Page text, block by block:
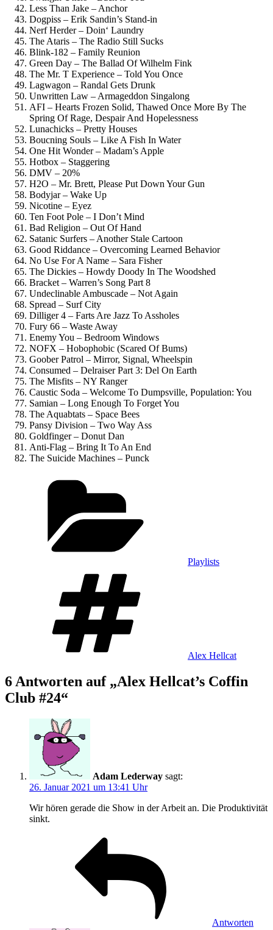
Less Than Jake – Anchor
Dogpiss – Erik Sandin’s Stand-in
Nerf Herder – Doin‘ Laundry
The Ataris – The Radio Still Sucks
Blink-182 – Family Reunion
Green Day – The Ballad Of Wilhelm Fink
The Mr. T Experience – Told You Once
Lagwagon – Randal Gets Drunk
Unwritten Law – Armageddon Singalong
AFI – Hearts Frozen Solid, Thawed Once More By The
Spring Of Rage, Despair And Hopelessness
Lunachicks – Pretty Houses
Boucning Souls – Like A Fish In Water
One Hit Wonder – Madam’s Apple
Hotbox – Staggering
DMV – 20%
H2O – Mr. Brett, Please Put Down Your Gun
Bodyjar – Wake Up
Nicotine – Eyez
Ten Foot Pole – I Don’t Mind
Bad Religion – Out Of Hand
Satanic Surfers – Another Stale Cartoon
Good Riddance – Overcoming Learned Behavior
No Use For A Name – Sara Fisher
The Dickies – Howdy Doody In The Woodshed
Bracket – Warren’s Song Part 8
Undeclinable Ambuscade – Not Again
Spread – Surf City
Dilliger 4 – Farts Are Jazz To Assholes
Fury 66 – Waste Away
Enemy You – Bedroom Windows
NOFX – Hobophobic (Scared Of Bums)
Goober Patrol – Mirror, Signal, Wheelspin
Consumed – Delraiser Part 3: Del On Earth
The Misfits – NY Ranger
Caustic Soda – Welcome To Dumpsville, Population: You
Samian – Long Enough To Forget You
The Aquabtats – Space Bees
Pansy Division – Two Way Ass
Goldfinger – Donut Dan
Anti-Flag – Bring It To An End
The Suicide Machines – Punck
Playlists
Alex Hellcat
6 Antworten auf „Alex Hellcat’s Coffin
Club #24“
Adam Lederway sagt:
26. Januar 2021 um 13:41 Uhr
Wir hören gerade die Show in der Arbeit an. Die Produktivität
sinkt.
Antworten